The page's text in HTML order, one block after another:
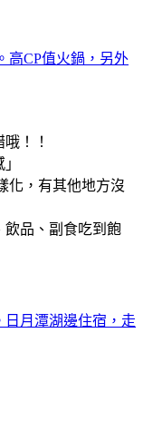
高CP值火鍋，另外
！！
化，有其他地方沒
飲品、副食吃到飽
月潭湖邊住宿，走